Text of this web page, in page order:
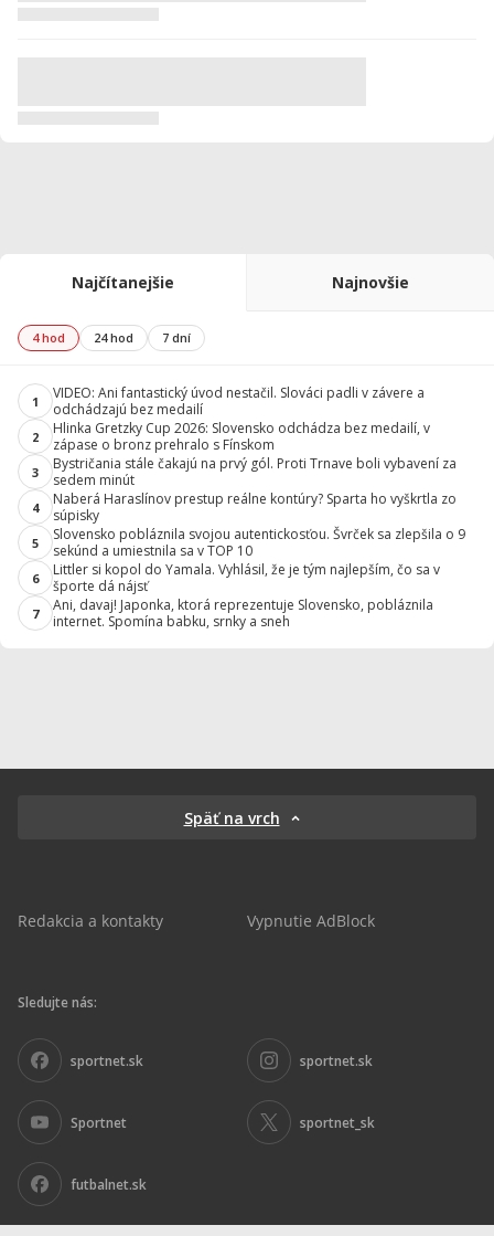
Najčítanejšie Najnovšie
4 hod 24 hod 7 dní
1
VIDEO: Ani fantastický úvod nestačil. Slováci padli v závere a
odchádzajú bez medailí
2
Hlinka Gretzky Cup 2026: Slovensko odchádza bez medailí, v
zápase o bronz prehralo s Fínskom
3
Bystričania stále čakajú na prvý gól. Proti Trnave boli vybavení za
sedem minút
4
Naberá Haraslínov prestup reálne kontúry? Sparta ho vyškrtla zo
súpisky
5
Slovensko pobláznila svojou autentickosťou. Švrček sa zlepšila o 9
sekúnd a umiestnila sa v TOP 10
6
Littler si kopol do Yamala. Vyhlásil, že je tým najlepším, čo sa v
športe dá nájsť
7
Ani, davaj! Japonka, ktorá reprezentuje Slovensko, pobláznila
internet. Spomína babku, srnky a sneh
Späť na vrch
Redakcia a kontakty Vypnutie AdBlock
Sledujte nás:
sportnet.sk sportnet.sk
Sportnet sportnet_sk
futbalnet.sk